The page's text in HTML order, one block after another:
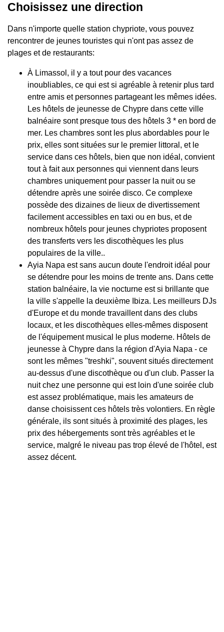
Choisissez une direction
Dans n'importe quelle station chypriote, vous pouvez
rencontrer de jeunes touristes qui n'ont pas assez de
plages et de restaurants:
À Limassol, il y a tout pour des vacances
inoubliables, ce qui est si agréable à retenir plus tard
entre amis et personnes partageant les mêmes idées.
Les hôtels de jeunesse de Chypre dans cette ville
balnéaire sont presque tous des hôtels 3 * en bord de
mer. Les chambres sont les plus abordables pour le
prix, elles sont situées sur le premier littoral, et le
service dans ces hôtels, bien que non idéal, convient
tout à fait aux personnes qui viennent dans leurs
chambres uniquement pour passer la nuit ou se
détendre après une soirée disco. Ce complexe
possède des dizaines de lieux de divertissement
facilement accessibles en taxi ou en bus, et de
nombreux hôtels pour jeunes chypriotes proposent
des transferts vers les discothèques les plus
populaires de la ville..
Ayia Napa est sans aucun doute l'endroit idéal pour
se détendre pour les moins de trente ans. Dans cette
station balnéaire, la vie nocturne est si brillante que
la ville s'appelle la deuxième Ibiza. Les meilleurs DJs
d'Europe et du monde travaillent dans des clubs
locaux, et les discothèques elles-mêmes disposent
de l'équipement musical le plus moderne. Hôtels de
jeunesse à Chypre dans la région d'Ayia Napa - ce
sont les mêmes "treshki", souvent situés directement
au-dessus d'une discothèque ou d'un club. Passer la
nuit chez une personne qui est loin d'une soirée club
est assez problématique, mais les amateurs de
danse choisissent ces hôtels très volontiers. En règle
générale, ils sont situés à proximité des plages, les
prix des hébergements sont très agréables et le
service, malgré le niveau pas trop élevé de l'hôtel, est
assez décent.